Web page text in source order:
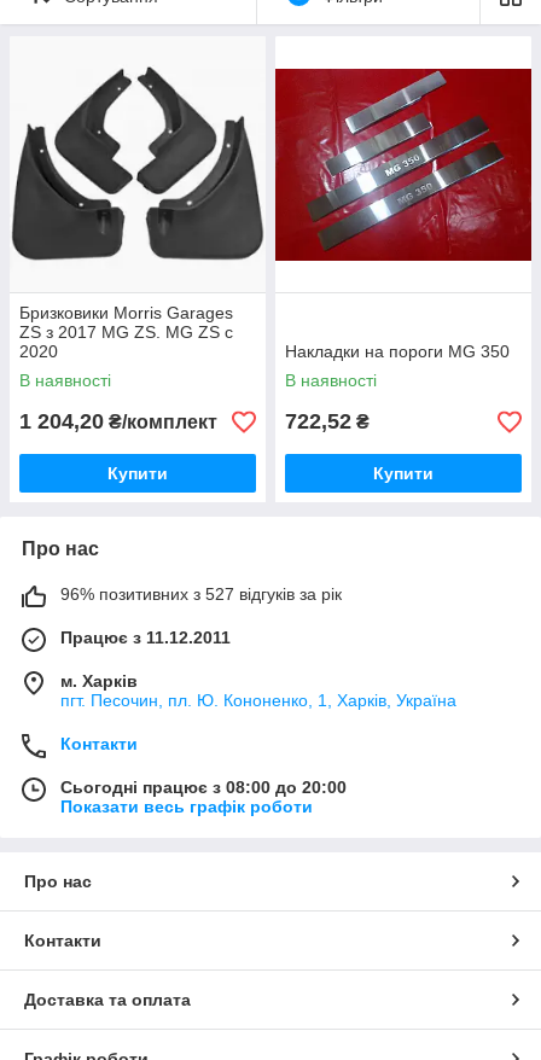
Бризковики Morris Garages
ZS з 2017 MG ZS. MG ZS c
2020
В наявності
1 204,20 ₴/комплект
Купити
Накладки на пороги MG 350
В наявності
722,52 ₴
Купити
Про нас
96% позитивних з 527 відгуків за рік
Працює з 11.12.2011
м. Харків
пгт. Песочин, пл. Ю. Кононенко, 1, Харків, Україна
Контакти
Сьогодні працює з 08:00 до 20:00
Показати весь графік роботи
Про нас
Контакти
Доставка та оплата